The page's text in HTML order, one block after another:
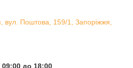
вул. Поштова, 159/1, Запоріжжя,
до 18:00